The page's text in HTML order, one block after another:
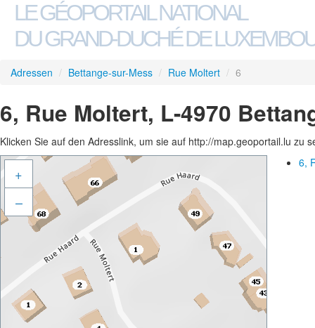
LE GÉOPORTAIL NATIONAL
DU GRAND-DUCHÉ DE
Adressen / Bettange-sur-Mess / Rue Moltert / 6
6, Rue Moltert, L-4970
Klicken Sie auf den Adresslink, um sie auf http://map.geoportail.lu zu
+
–
6,